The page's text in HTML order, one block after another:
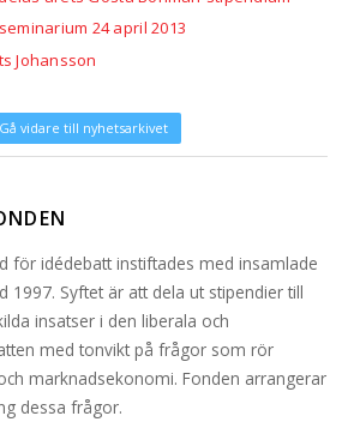
24 april 2013
Johansson
Gå vidare till nyhetsarkivet
för idédebatt instiftades med insamlade
1997. Syftet är att dela ut stipendier till
insatser i den liberala och
med tonvikt på frågor som rör
marknadsekonomi. Fonden arrangerar
dessa frågor.